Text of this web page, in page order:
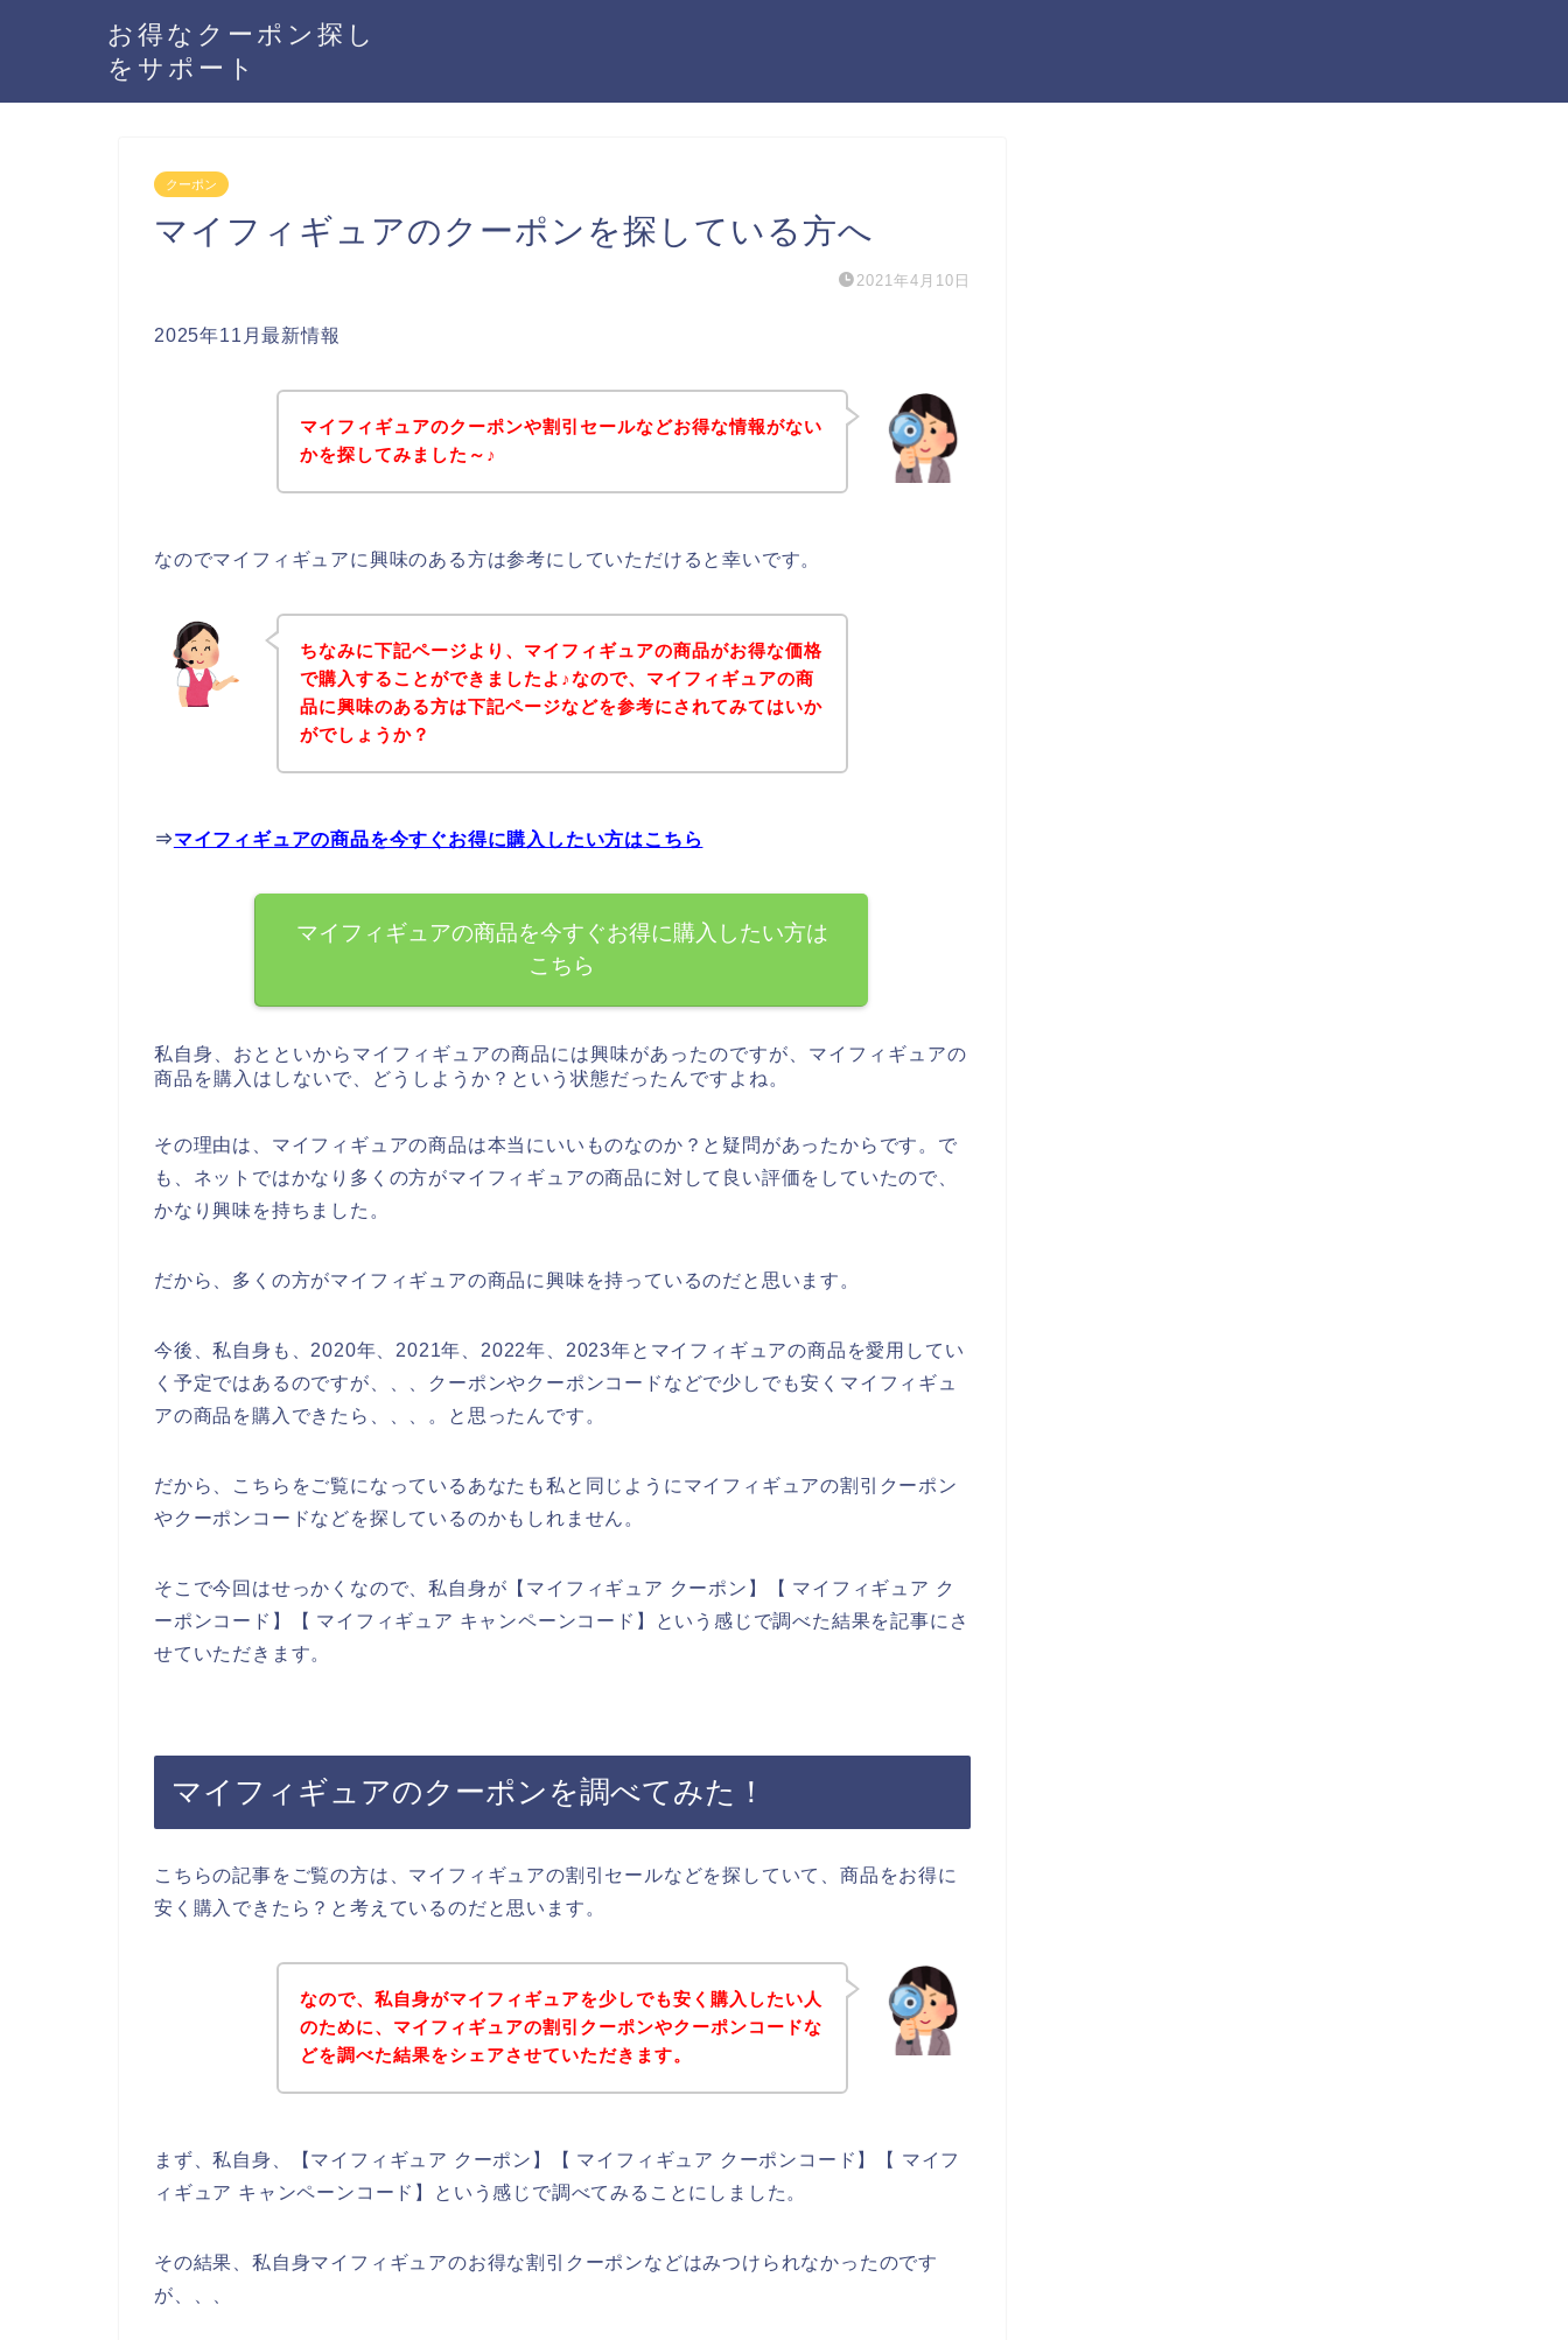
お得なクーポン探し
をサポート
クーポン
マイフィギュアのクーポンを探している方へ
2021年4月10日
2025年11月最新情報
マイフィギュアのクーポンや割引セールなどお得な情報がない
かを探してみました～♪
なのでマイフィギュアに興味のある方は参考にしていただけると幸いです。
ちなみに下記ページより、マイフィギュアの商品がお得な価格
で購入することができましたよ♪なので、マイフィギュアの商
品に興味のある方は下記ページなどを参考にされてみてはいか
がでしょうか？
⇒マイフィギュアの商品を今すぐお得に購入したい方はこちら
マイフィギュアの商品を今すぐお得に購入したい方は
こちら
私自身、おとといからマイフィギュアの商品には興味があったのですが、マイフィギュアの
商品を購入はしないで、どうしようか？という状態だったんですよね。
その理由は、マイフィギュアの商品は本当にいいものなのか？と疑問があったからです。で
も、ネットではかなり多くの方がマイフィギュアの商品に対して良い評価をしていたので、
かなり興味を持ちました。
だから、多くの方がマイフィギュアの商品に興味を持っているのだと思います。
今後、私自身も、2020年、2021年、2022年、2023年とマイフィギュアの商品を愛用してい
く予定ではあるのですが、、、クーポンやクーポンコードなどで少しでも安くマイフィギュ
アの商品を購入できたら、、、。と思ったんです。
だから、こちらをご覧になっているあなたも私と同じようにマイフィギュアの割引クーポン
やクーポンコードなどを探しているのかもしれません。
そこで今回はせっかくなので、私自身が【マイフィギュア クーポン】【 マイフィギュア ク
ーポンコード】【 マイフィギュア キャンペーンコード】という感じで調べた結果を記事にさ
せていただきます。
マイフィギュアのクーポンを調べてみた！
こちらの記事をご覧の方は、マイフィギュアの割引セールなどを探していて、商品をお得に
安く購入できたら？と考えているのだと思います。
なので、私自身がマイフィギュアを少しでも安く購入したい人
のために、マイフィギュアの割引クーポンやクーポンコードな
どを調べた結果をシェアさせていただきます。
まず、私自身、【マイフィギュア クーポン】【 マイフィギュア クーポンコード】【 マイフ
ィギュア キャンペーンコード】という感じで調べてみることにしました。
その結果、私自身マイフィギュアのお得な割引クーポンなどはみつけられなかったのです
が、、、